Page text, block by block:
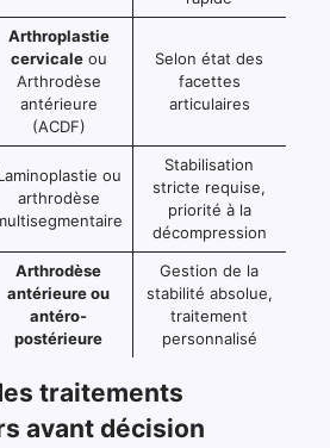
Arthroplastie
cervicaleou
Arthrodèse
antérieure
(ACDF)
Selon état des
facettes
articulaires
ou
arthrodèse
Stabilisation
stricte requise,
priorité à la
décompression
Arthrodèse
antérieure ou
antéro-
postérieure
Gestion de la
stabilité absolue,
traitement
personnalisé
traitements
avant décision